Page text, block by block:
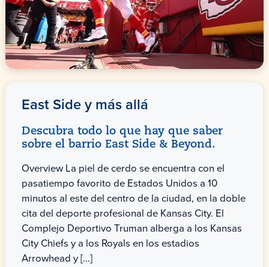
East Side y más allá
Descubra todo lo que hay que saber
sobre el barrio East Side & Beyond.
Overview La piel de cerdo se encuentra con el
pasatiempo favorito de Estados Unidos a 10
minutos al este del centro de la ciudad, en la doble
cita del deporte profesional de Kansas City. El
Complejo Deportivo Truman alberga a los Kansas
City Chiefs y a los Royals en los estadios
Arrowhead y [...]